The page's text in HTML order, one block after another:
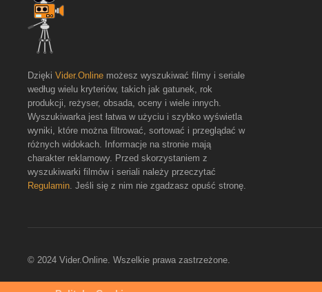
Dzięki Vider.Online możesz wyszukiwać filmy i seriale
według wielu kryteriów, takich jak gatunek, rok
produkcji, reżyser, obsada, oceny i wiele innych.
Wyszukiwarka jest łatwa w użyciu i szybko wyświetla
wyniki, które można filtrować, sortować i przeglądać w
różnych widokach. Informacje na stronie mają
charakter reklamowy. Przed skorzystaniem z
wyszukiwarki filmów i seriali należy przeczytać
Regulamin. Jeśli się z nim nie zgadzasz opuść stronę.
© 2024 Vider.Online. Wszelkie prawa zastrzeżone.